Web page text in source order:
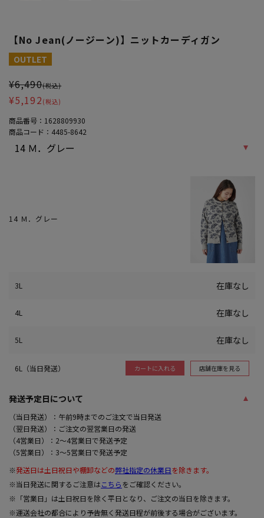
【No Jean(ノージーン)】ニットカーディガン
大きいサイズ レディース 【No Jean(ノージーン)】ニットカーディガ
OUTLET
¥6,490(税込)
¥5,192 (税込)
商品番号： 1628809930
商品コード： 4485-8642
14 Ｍ．グレー
3L 在庫なし
4L 在庫なし
5L 在庫なし
6L（当日発送） カートに入れる 店舗在庫を見る
発送予定日について
（当日発送）：午前9時までのご注文で当日発送
（翌日発送）：ご注文の翌営業日の発送
（4営業日）：2～4営業日で発送予定
（5営業日）：3～5営業日で発送予定
※発送日は土日祝日や棚卸などの弊社指定の休業日を除きます。
※当日発送に関するご注意はこちらをご確認ください。
※「営業日」は土日祝日を除く平日となり、ご注文の当日を除きます。
※運送会社の都合により予告無く発送日程が前後する場合がございます。